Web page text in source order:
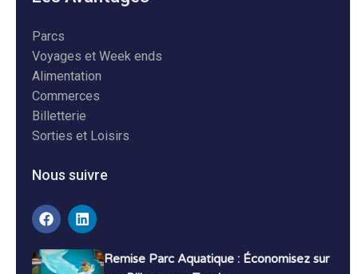
Parcs
Voyages et Week ends
Alimentation
Commerces
Billetterie
Sorties et Loisirs
Nous suivre
Remise Parc Aquatique : Économisez sur